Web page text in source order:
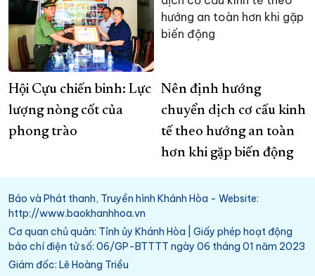
Hội Cựu chiến binh: Lực
lượng nòng cốt của
phong trào
Nên định hướng
chuyển dịch cơ cấu kinh
tế theo hướng an toàn
hơn khi gặp biến động
Báo và Phát thanh, Truyền hình Khánh Hòa - Website:
http://www.baokhanhhoa.vn
Cơ quan chủ quản: Tỉnh ủy Khánh Hòa | Giấy phép hoạt động
báo chí điện tử số: 06/GP-BTTTT ngày 06 tháng 01 năm 2023
Giám đốc: Lê Hoàng Triều